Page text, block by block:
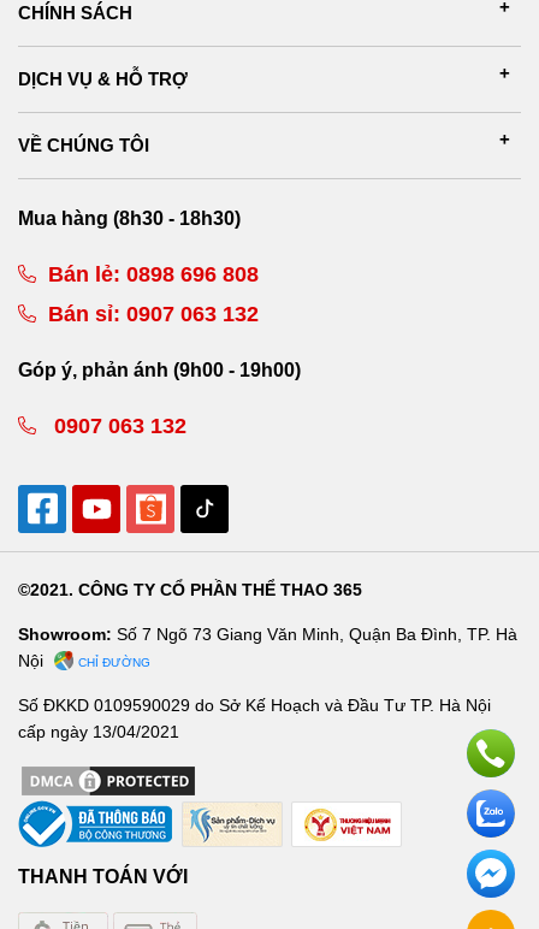
CHÍNH SÁCH
DỊCH VỤ & HỖ TRỢ
VỀ CHÚNG TÔI
Mua hàng (8h30 - 18h30)
Bán lẻ: 0898 696 808
Bán sỉ: 0907 063 132
Góp ý, phản ánh (9h00 - 19h00)
0907 063 132
©2021. CÔNG TY CỔ PHẦN THỂ THAO 365
Showroom: Số 7 Ngõ 73 Giang Văn Minh, Quận Ba Đình, TP. Hà
Nội
CHỈ ĐƯỜNG
Số ĐKKD 0109590029 do Sở Kế Hoạch và Đầu Tư TP. Hà Nội
cấp ngày 13/04/2021
THANH TOÁN VỚI